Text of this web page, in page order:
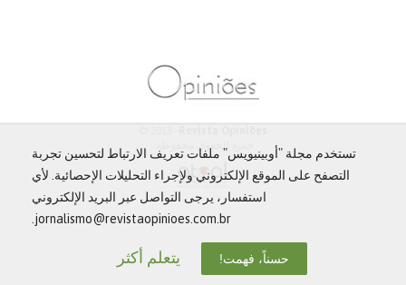
جميع الحقوق محفوظة.
تستخدم مجلة "أوبينيويس" ملفات تعريف الارتباط لتحسين تجربة
التصفح على الموقع الإلكتروني ولإجراء التحليلات الإحصائية. لأي
استفسار، يرجى التواصل عبر البريد الإلكتروني
jornalismo@revistaopinioes.com.br.
يتعلم أكثر حسناً، فهمت!